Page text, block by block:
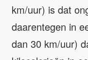
km/uur) is dat
daarentegen in
dan 30 km/uur)